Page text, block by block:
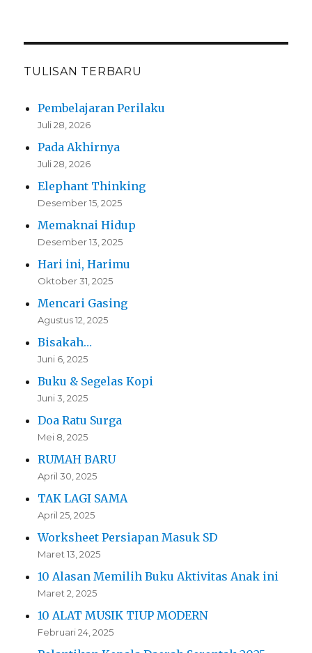
TULISAN TERBARU
Pembelajaran Perilaku
Juli 28, 2026
Pada Akhirnya
Juli 28, 2026
Elephant Thinking
Desember 15, 2025
Memaknai Hidup
Desember 13, 2025
Hari ini, Harimu
Oktober 31, 2025
Mencari Gasing
Agustus 12, 2025
Bisakah…
Juni 6, 2025
Buku & Segelas Kopi
Juni 3, 2025
Doa Ratu Surga
Mei 8, 2025
RUMAH BARU
April 30, 2025
TAK LAGI SAMA
April 25, 2025
Worksheet Persiapan Masuk SD
Maret 13, 2025
10 Alasan Memilih Buku Aktivitas Anak ini
Maret 2, 2025
10 ALAT MUSIK TIUP MODERN
Februari 24, 2025